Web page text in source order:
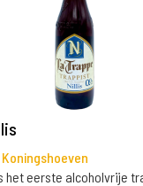
het eerste alcoholvrije